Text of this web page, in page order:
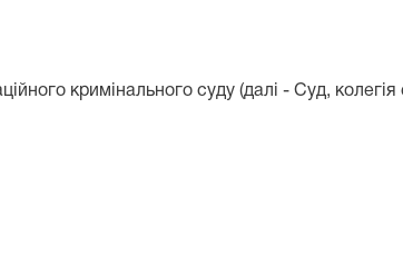
кримінального суду (далі - Суд, колегія